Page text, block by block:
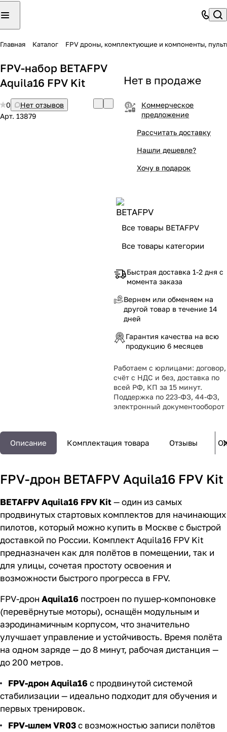
Главная Каталог FPV дроны, комплектующие и компоненты,
FPV-набор BETAFPV
Aquila16 FPV Kit
0
Нет отзывов
Арт. 13879
Нет в продаже
Коммерческое
предложение
Рассчитать доставку
Нашли дешевле?
Хочу в подарок
Все товары BETAFPV
Все товары категории
Быстрая доставка 1-2 дня с
момента заказа
Вернем или обменяем на
другой товар в течение 14
дней
Гарантия качества на всю
продукцию 6 месяцев
Работаем с юрлицами: договор,
счёт с НДС и без, доставка по
всей РФ, КП за 15 минут.
Поддержка по 223-ФЗ, 44-ФЗ,
электронный документооборот
Описание Комплектация товара Отзывы
FPV-дрон BETAFPV Aquila16 FPV Kit
BETAFPV Aquila16 FPV Kit— один из самых
продвинутых стартовых комплектов для начинающих
пилотов, который можно купить в Москве с быстрой
доставкой по России. Комплект Aquila16 FPV Kit
предназначен как для полётов в помещении, так и
для улицы, сочетая простоту освоения и
возможности быстрого прогресса в FPV.
FPV-дрон Aquila16 построен по пушер-компоновке
(перевёрнутые моторы), оснащён модульным и
аэродинамичным корпусом, что значительно
улучшает управление и устойчивость. Время полёта
на одном заряде — до 8 минут, рабочая дистанция —
до 200 метров.
FPV-дрон Aquila16 с продвинутой системой
стабилизации — идеально подходит для обучения и
первых тренировок.
FPV-шлем VR03с возможностью записи полётов